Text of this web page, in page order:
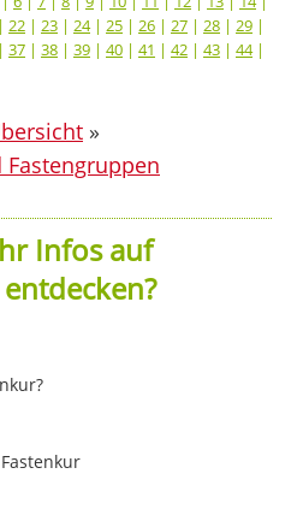
| 22 | 23 | 24| 25 | 26 | 27 | 28 | 29 |
| 37 | 38 | 39 | 40 | 41 | 42 | 43 | 44|
»
Infos auf